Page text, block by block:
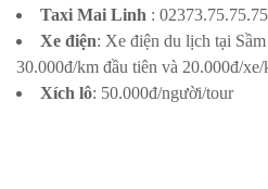
Taxi Mai Linh : 02373.75.75.75
Xe điện: Xe điện du lịch tại
30.000đ/km đầu tiên và 20.000đ/
Xích lô: 50.000đ/người/tour